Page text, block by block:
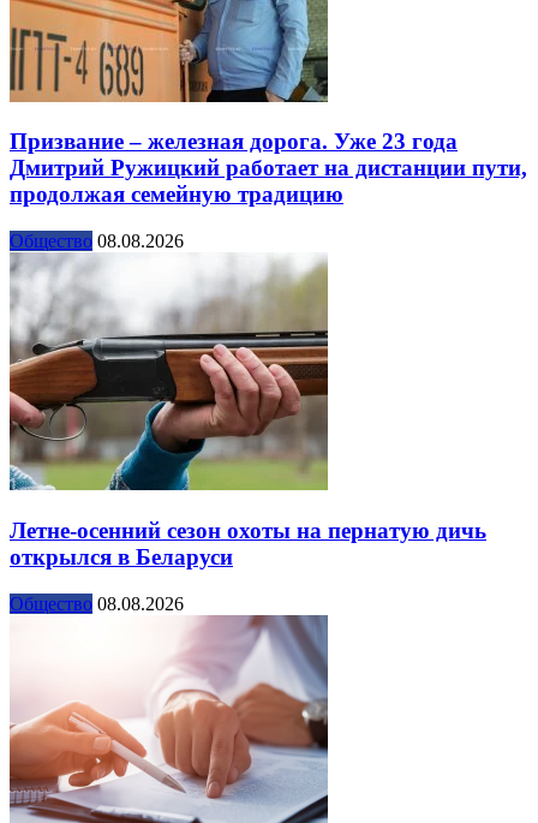
Призвание – железная дорога. Уже 23 года
Дмитрий Ружицкий работает на дистанции пути,
продолжая семейную традицию
Общество 08.08.2026
Летне-осенний сезон охоты на пернатую дичь
открылся в Беларуси
Общество 08.08.2026